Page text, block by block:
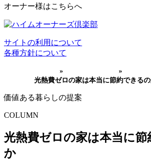
オーナー様はこちらへ
サイトの利用について
各種方針について
» »
光熱費ゼロの家は本当に節約できる
価値ある暮らしの提案
COLUMN
光熱費ゼロの家は本当に
か